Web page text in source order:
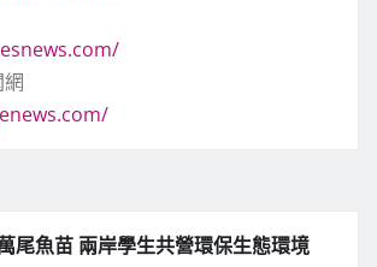
尾魚苗 兩岸學生共營環保生態環境